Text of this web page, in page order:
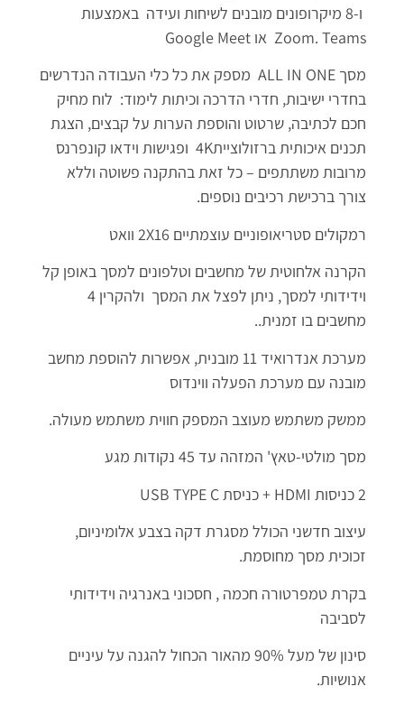
ו-8 מיקרופונים מובנים לשיחות ועידה באמצעות
Zoom. Teams או Google Meet
מסך ALL IN ONE מספק את כל כלי העבודה הנדרשים
בחדרי ישיבות, חדרי הדרכה וכיתות לימוד: לוח מחיק
חכם לכתיבה, שרטוט והוספת הערות על קבצים, הצגת
תכנים איכותית ברזולוציית4K ופגישות וידאו קונפרנס
מרובות משתתפים – כל זאת בהתקנה פשוטה וללא
צורך ברכישת רכיבים נוספים.
רמקולים סטריאופוניים עוצמתיים 2X16 וואט
הקרנה אלחוטית של מחשבים וטלפונים למסך באופן קל
וידידותי למסך, ניתן לפצל את המסך ולהקרין 4
מחשבים בו זמנית..
מערכת אנדרואיד 11 מובנית, אפשרות להוספת מחשב
מובנה עם מערכת הפעלה ווינדוס
ממשק משתמש מעוצב המספק חווית משתמש מעולה.
מסך מולטי-טאץ' המזהה עד 45 נקודות מגע
2 כניסות HDMI + כניסת USB TYPE C
עיצוב חדשני הכולל מסגרת דקה בצבע אלומיניום,
זכוכית מסך מחוסמת.
בקרת טמפרטורה חכמה , חסכוני באנרגיה וידידותי
לסביבה
סינון של מעל 90% מהאור הכחול להגנה על עיניים
אנושיות.